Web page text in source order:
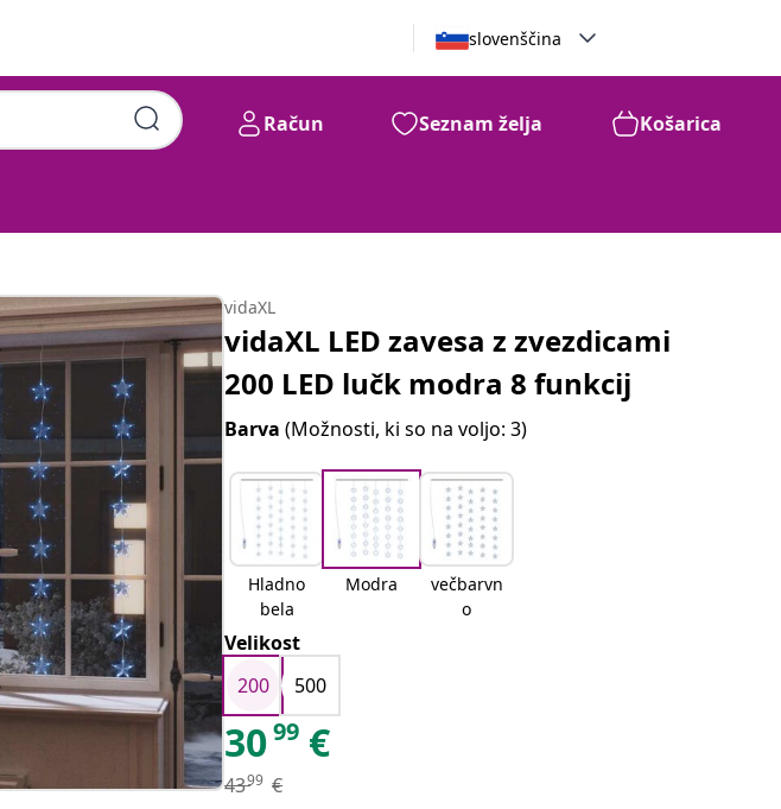
slovenščina
Račun Seznam želja Košarica
vidaXL
vidaXL LED zavesa z zvezdicami
200 LED lučk modra 8 funkcij
Barva(Možnosti, ki so na voljo: 3)
Hladno
bela
Modra
večbarvn
o
Velikost
200
500
3099 €
4399 €